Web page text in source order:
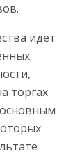
идет
торгах